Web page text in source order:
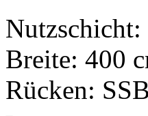
Breite: 400
Rücken: